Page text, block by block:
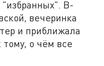
"избранных". В-
вечеринка
и приближала
тому, о чём все